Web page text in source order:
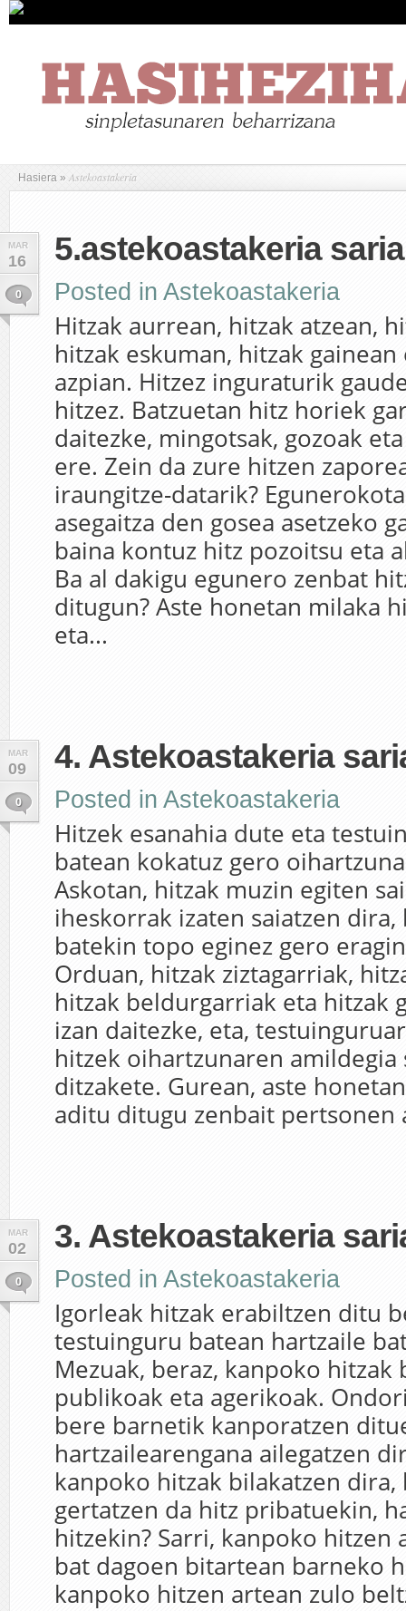
Hasiera » Astekoastakeria
MAR
16
0
5.astekoastakeria saria
Posted in Astekoastakeria
Hitzak aurrean, hitzak atzean,
hitzak eskuman, hitzak gainean
azpian. Hitzez inguraturik
hitzez. Batzuetan hitz horiek
daitezke, mingotsak, gozoak
ere. Zein da zure hitzen
iraungitze-datarik?
asegaitza den gosea asetzeko
baina kontuz hitz pozoitsu eta
Ba al dakigu egunero zenbat
ditugun? Aste honetan milaka
eta...
MAR
09
0
4. Astekoastakeria
Posted in Astekoastakeria
Hitzek esanahia dute eta
batean kokatuz gero
Askotan, hitzak muzin egiten
iheskorrak izaten saiatzen
batekin topo eginez gero
Orduan, hitzak ziztagarriak,
hitzak beldurgarriak eta hitzak
izan daitezke, eta,
hitzek oihartzunaren amildegia
ditzakete. Gurean, aste
aditu ditugu zenbait pertsonen
MAR
02
0
3. Astekoastakeria
Posted in Astekoastakeria
Igorleak hitzak erabiltzen ditu
testuinguru batean hartzaile
Mezuak, beraz, kanpoko
publikoak eta agerikoak.
bere barnetik kanporatzen
hartzailearengana ailegatzen
kanpoko hitzak bilakatzen dira,
gertatzen da hitz pribatuekin,
hitzekin? Sarri, kanpoko hitzen
bat dagoen bitartean barneko
kanpoko hitzen artean zulo